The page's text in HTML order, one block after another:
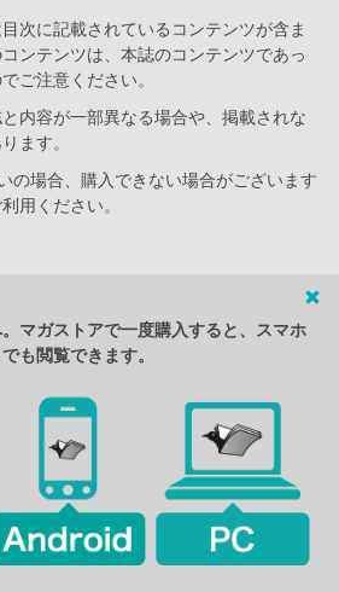
次に記載されているコンテンツが含ま
ンテンツは、本誌のコンテンツであっ
ご注意ください。
内容が一部異なる場合や、掲載されな
ます。
の場合、購入できない場合がございます
用ください。
マガストアで一度購入すると、スマホ
も閲覧できます。